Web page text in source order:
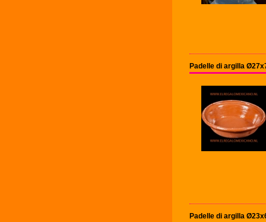
Padelle di argilla
Padelle di argilla